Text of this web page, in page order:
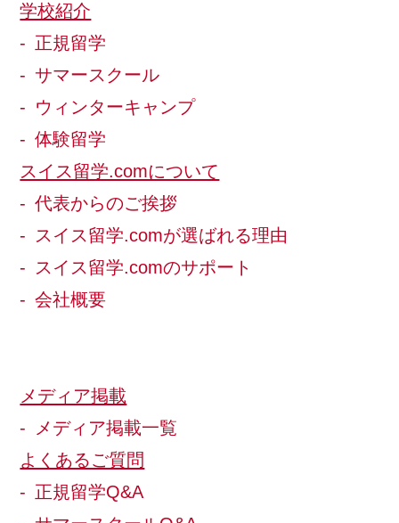
学校紹介
正規留学
サマースクール
ウィンターキャンプ
体験留学
スイス留学.comについて
代表からのご挨拶
スイス留学.comが選ばれる理由
スイス留学.comのサポート
会社概要
メディア掲載
メディア掲載一覧
よくあるご質問
正規留学Q&A